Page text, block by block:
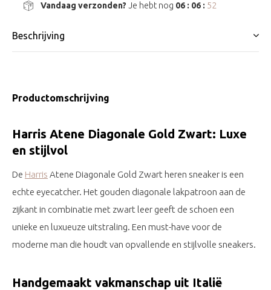
Vandaag verzonden? Je hebt nog 06 : 06 : 51
Beschrijving
Productomschrijving
Harris Atene Diagonale Gold Zwart: Luxe
en stijlvol
De Harris Atene Diagonale Gold Zwart heren sneaker is een
echte eyecatcher. Het gouden diagonale lakpatroon aan de
zijkant in combinatie met zwart leer geeft de schoen een
unieke en luxueuze uitstraling. Een must-have voor de
moderne man die houdt van opvallende en stijlvolle sneakers.
Handgemaakt vakmanschap uit Italië